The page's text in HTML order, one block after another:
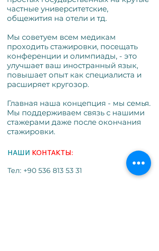
частные университетские,
общежития на отели и тд.
Мы советуем всем медикам
проходить стажировки, посещать
конференции и олимпиады, - это
улучшает ваш иностранный язык,
повышает опыт как специалиста и
расширяет кругозор.
Главная наша концепция - мы семья.
Мы поддерживаем связь с нашими
стажерами даже после окончания
стажировки.
НАШИ КОНТАКТЫ:
Тел: +90 536 813 53 31